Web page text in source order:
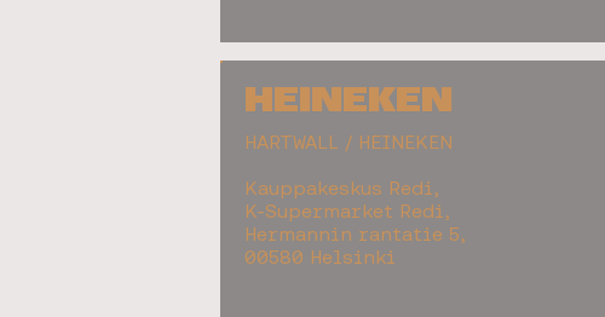
HEINEKEN
HARTWALL / HEINEKEN
Kauppakeskus Redi,
K-Supermarket Redi,
Hermannin rantatie 5,
00580 Helsinki